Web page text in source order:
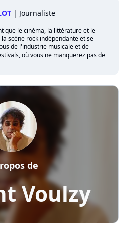
| Journaliste
que le cinéma, la littérature et le
scène rock indépendante et se
de l'industrie musicale et de
où vous ne manquerez pas de
Voulzy
de